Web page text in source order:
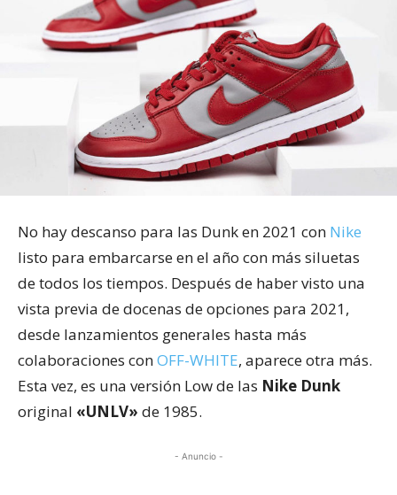
No hay descanso para las Dunk en 2021 con Nike
listo para embarcarse en el año con más siluetas
de todos los tiempos. Después de haber visto una
vista previa de docenas de opciones para 2021,
desde lanzamientos generales hasta más
colaboraciones conOFF-WHITE, aparece otra más.
Esta vez, es una versión Low de las Nike Dunk
original «UNLV» de 1985.
- Anuncio -